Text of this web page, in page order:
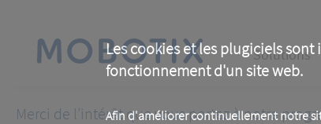
Les cookies et les plugiciels
fonctionnement d'un site web.
Afin d'améliorer continuellement notre
content
Main
Solutions
Merci de l’intérêt que vous portez à notre